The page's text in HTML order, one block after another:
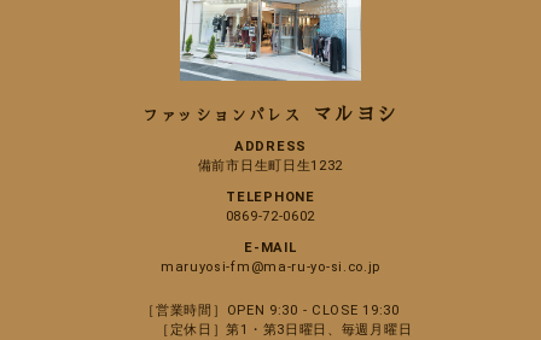
ファッションパレス マルヨシ
ADDRESS
備前市日生町日生1232
TELEPHONE
0869-72-0602
E-MAIL
maruyosi-fm@ma-ru-yo-si.co.jp
［営業時間］OPEN 9:30 - CLOSE 19:30
［定休日］第1・第3日曜日、毎週月曜日